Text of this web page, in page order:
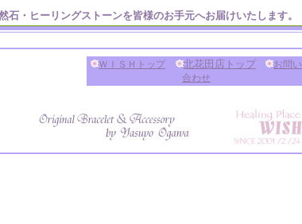
・ヒーリングストーンを皆様のお手元へお届けいたします。
ＷＩＳＨトップ 北花田店トップ
お問い
合わせ